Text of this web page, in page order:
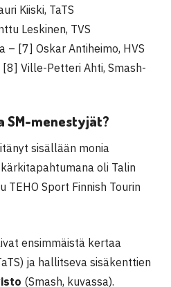
Kiiski, TaTS
Leskinen, TVS
– [7] Oskar Antiheimo, HVS
Ville-Petteri Ahti, Smash-
SM-menestyjät?
sisällään monia
oli Talin
Sport Finnish Tourin
ensimmäistä kertaa
ja hallitseva sisäkenttien
(Smash, kuvassa).